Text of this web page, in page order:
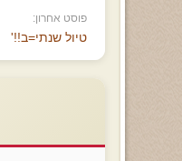
פוסט אחרון:
טיול שנתי=ב!!'